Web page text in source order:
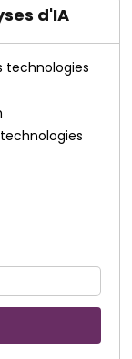
d'IA
technologies